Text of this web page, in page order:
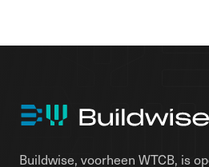
Buildwise, voorheen WTCB, is